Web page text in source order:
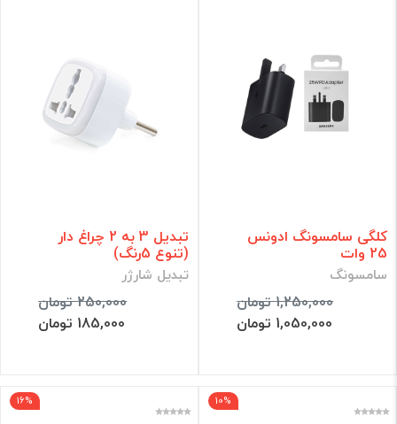
کلگی سامسونگ ادونس
25 وات
سامسونگ
1,250,000 تومان
1,050,000 تومان
تبدیل 3 به 2 چراغ دار
(تنوع 5رنگ)
تبدیل شارژر
250,000 تومان
185,000 تومان
10%
16%